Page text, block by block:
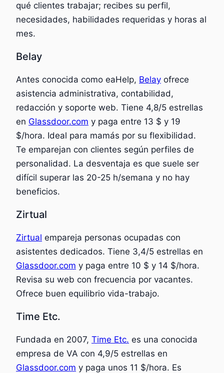
qué clientes trabajar; recibes su perfil,
necesidades, habilidades requeridas y horas al
mes.
Belay
Antes conocida como eaHelp, Belay ofrece
asistencia administrativa, contabilidad,
redacción y soporte web. Tiene 4,8/5 estrellas
en Glassdoor.com y paga entre 13 $ y 19
$/hora. Ideal para mamás por su flexibilidad.
Te emparejan con clientes según perfiles de
personalidad. La desventaja es que suele ser
difícil superar las 20-25 h/semana y no hay
beneficios.
Zirtual
Zirtual empareja personas ocupadas con
asistentes dedicados. Tiene 3,4/5 estrellas en
Glassdoor.com y paga entre 10 $ y 14 $/hora.
Revisa su web con frecuencia por vacantes.
Ofrece buen equilibrio vida-trabajo.
Time Etc.
Fundada en 2007, Time Etc. es una conocida
empresa de VA con 4,9/5 estrellas en
Glassdoor.com y paga unos 11 $/hora. Es